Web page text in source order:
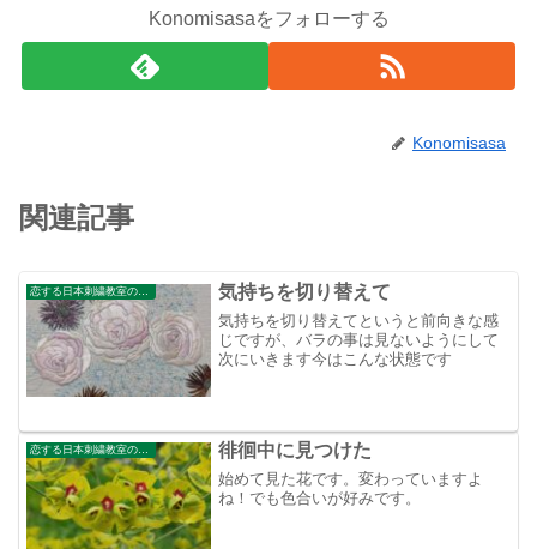
Konomisasaをフォローする
Konomisasa
関連記事
気持ちを切り替えて
気持ちを切り替えてというと前向きな感
じですが、バラの事は見ないようにして
次にいきます今はこんな状態です
徘徊中に見つけた
始めて見た花です。変わっていますよ
ね！でも色合いが好みです。